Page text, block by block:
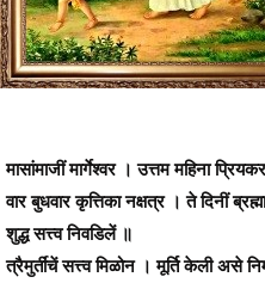
मासांमाजीं मार्गेश्वर । उत्तम महिना
वार बुधवार कृत्तिका नक्षत्र । ते दिनीं
शुद्ध सत्त्व निवडिलें ॥
त्रैमुर्तींचें सत्त्व मिळोन । मूर्ति केली असे